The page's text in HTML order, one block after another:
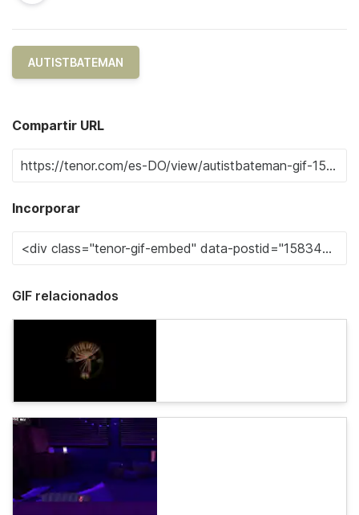
AUTISTBATEMAN
Compartir URL
Incorporar
GIF relacionados